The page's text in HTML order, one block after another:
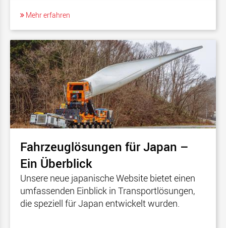
Mehr erfahren
Fahrzeuglösungen für Japan –
Ein Überblick
Unsere neue japanische Website bietet einen
umfassenden Einblick in Transportlösungen,
die speziell für Japan entwickelt wurden.